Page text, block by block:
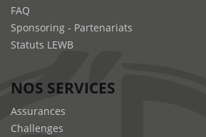
FAQ
Sponsoring - Partenariats
Statuts LEWB
NOS SERVICES
Assurances
Challenges